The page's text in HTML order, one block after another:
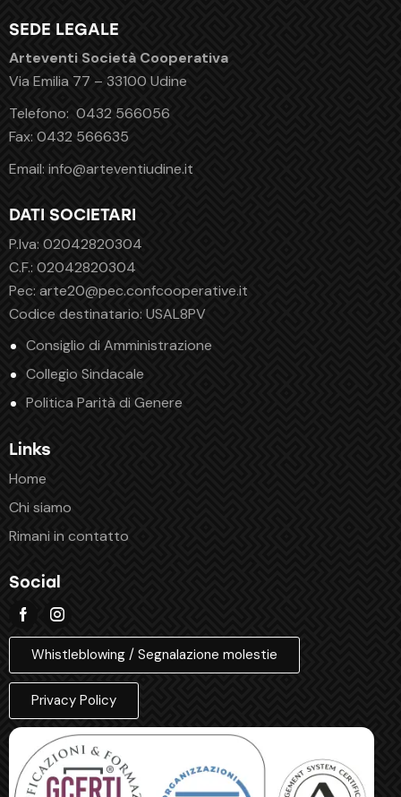
SEDE LEGALE
Arteventi Società Cooperativa
Via Emilia 77 – 33100 Udine
Telefono: 0432 566056
Fax: 0432 566635
Email: info@arteventiudine.it
DATI SOCIETARI
P.Iva: 02042820304
C.F.: 02042820304
Pec: arte20@pec.confcooperative.it
Codice destinatario: USAL8PV
Consiglio di Amministrazione
Collegio Sindacale
Politica Parità di Genere
Links
Home
Chi siamo
Rimani in contatto
Social
Whistleblowing / Segnalazione molestie
Privacy Policy